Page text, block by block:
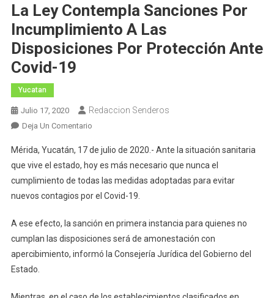
La Ley Contempla Sanciones Por
Incumplimiento A Las
Disposiciones Por Protección Ante
Covid-19
Yucatan
Julio 17, 2020 Redaccion Senderos
Deja Un ComentarioEn
Ley
Contempla
Sanciones
Por
A
Las
Disposiciones
Ante
Mérida, Yucatán, 17 de julio de 2020.- Ante la situación sanitaria
que vive el estado, hoy es más necesario que nunca el
cumplimiento de todas las medidas adoptadas para evitar
nuevos contagios por el Covid-19.
A ese efecto, la sanción en primera instancia para quienes no
cumplan las disposiciones será de amonestación con
apercibimiento, informó la Consejería Jurídica del Gobierno del
Estado.